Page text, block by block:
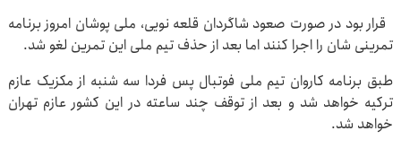
قرار بود در صورت صعود شاگردان قلعه نویی، ملی پوشان امروز برنامه
تمرینی شان را اجرا کنند اما بعد از حذف تیم ملی این تمرین لغو شد.
طبق برنامه کاروان تیم ملی فوتبال پس فردا سه شنبه از مکزیک عازم
ترکیه خواهد شد و بعد از توقف چند ساعته در این کشور عازم تهران
خواهد شد.